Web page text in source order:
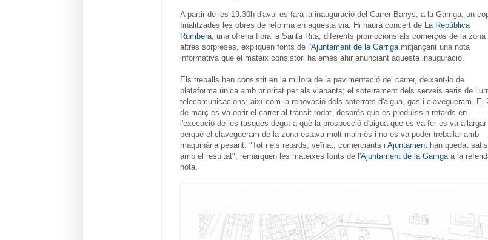
A partir de les 19.30h d'avui es farà la inauguració del Carrer Banys, a la Garriga, un
finalitzades les obres de reforma en aquesta via. Hi haurà concert de La República
Rumbera, una ofrena floral a Santa Rita, diferents promocions als comerços de la zona
altres sorpreses, expliquen fonts de l'Ajuntament de la Garrigamitjançant una nota
informativa que el mateix consistori ha emès ahir anunciant aquesta inauguració.
Els treballs han consistit en la millora de la pavimentació del carrer, deixant-lo de
plataforma única amb prioritat per als vianants; el soterrament dels serveis aeris de
telecomunicacions; així com la renovació dels soterrats d'aigua, gas i clavegueram. El
de març es va obrir el carrer al trànsit rodat, després que es produïssin retards en
l'execució de les tasques degut a què la prospecció d'aigua que es va fer es va allargar
perquè el clavegueram de la zona estava molt malmès i no es va poder treballar amb
maquinària pesant. "Tot i els retards, veïnat, comerciants i Ajuntament han quedat
amb el resultat", remarquen les mateixes fonts de l'Ajuntament de la Garrigaa la
nota.